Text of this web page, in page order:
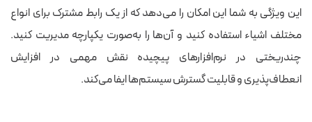
این ویژگی به شما این امکان را می‌دهد که از یک رابط مشترک برای انواع
مختلف اشیاء استفاده کنید و آن‌ها را به‌صورت یکپارچه مدیریت کنید.
چندریختی در نرم‌افزارهای پیچیده نقش مهمی در افزایش
انعطاف‌پذیری و قابلیت گسترش سیستم‌ها ایفا می‌کند.